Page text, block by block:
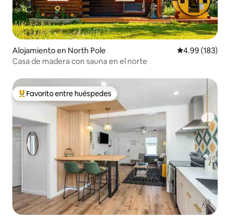
Alojamiento en North Pole Calificación
4.99 (183)
Casa de madera con sauna en el norte
Favorito entre huéspedes preferido
Favorito entre huéspedes